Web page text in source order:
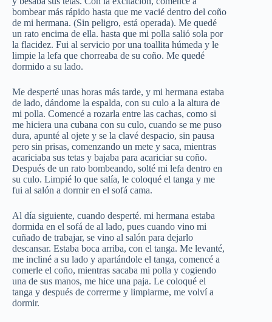
bombear más rápido hasta que me vacié dentro del coño
de mi hermana. (Sin peligro, está operada). Me quedé
un rato encima de ella. hasta que mi polla salió sola por
la flacidez. Fui al servicio por una toallita húmeda y le
limpie la lefa que chorreaba de su coño. Me quedé
dormido a su lado.
Me desperté unas horas más tarde, y mi hermana estaba
de lado, dándome la espalda, con su culo a la altura de
mi polla. Comencé a rozarla entre las cachas, como si
me hiciera una cubana con su culo, cuando se me puso
dura, apunté al ojete y se la clavé despacio, sin pausa
pero sin prisas, comenzando un mete y saca, mientras
acariciaba sus tetas y bajaba para acariciar su coño.
Después de un rato bombeando, solté mi lefa dentro en
su culo. Limpié lo que salía, le coloqué el tanga y me
fui al salón a dormir en el sofá cama.
Al día siguiente, cuando desperté. mi hermana estaba
dormida en el sofá de al lado, pues cuando vino mi
cuñado de trabajar, se vino al salón para dejarlo
descansar. Estaba boca arriba, con el tanga. Me levanté,
me incliné a su lado y apartándole el tanga, comencé a
comerle el coño, mientras sacaba mi polla y cogiendo
una de sus manos, me hice una paja. Le coloqué el
tanga y después de correrme y limpiarme, me volví a
dormir.